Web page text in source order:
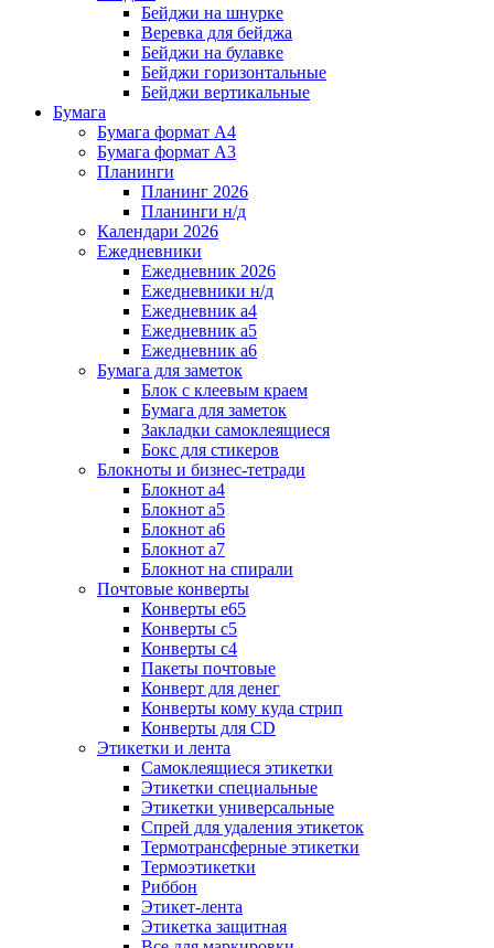
Бейджи на шнурке
Веревка для бейджа
Бейджи на булавке
Бейджи горизонтальные
Бейджи вертикальные
Бумага
Бумага формат А4
Бумага формат А3
Планинги
Планинг 2026
Планинги н/д
Календари 2026
Ежедневники
Ежедневник 2026
Ежедневники н/д
Ежедневник а4
Ежедневник а5
Ежедневник а6
Бумага для заметок
Блок с клеевым краем
Бумага для заметок
Закладки самоклеящиеся
Бокс для стикеров
Блокноты и бизнес-тетради
Блокнот а4
Блокнот а5
Блокнот а6
Блокнот а7
Блокнот на спирали
Почтовые конверты
Конверты е65
Конверты с5
Конверты с4
Пакеты почтовые
Конверт для денег
Конверты кому куда стрип
Конверты для CD
Этикетки и лента
Самоклеящиеся этикетки
Этикетки специальные
Этикетки универсальные
Спрей для удаления этикеток
Термотрансферные этикетки
Термоэтикетки
Риббон
Этикет-лента
Этикетка защитная